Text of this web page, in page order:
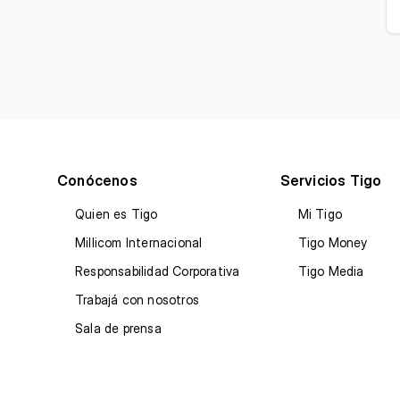
Conócenos
Quien es Tigo
Millicom Internacional
Responsabilidad Corporativa
Trabajá con nosotros
Sala de prensa
Servicios Tigo
Mi Tigo
Tigo Money
Tigo Media